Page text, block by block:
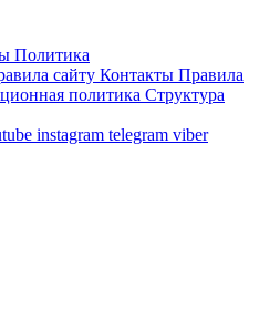
Политика
сайту Контакты Правила
политика Структура
instagram telegram viber